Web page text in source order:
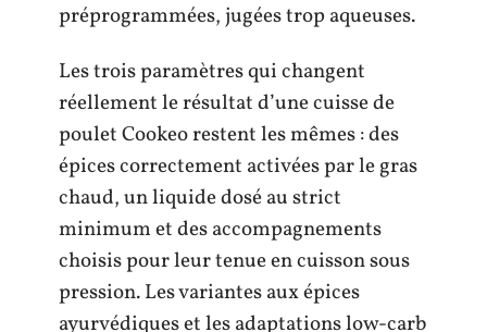
préprogrammées, jugées trop aqueuses.
Les trois paramètres qui changent
réellement le résultat d’une cuisse de
poulet Cookeo restent les mêmes : des
épices correctement activées par le gras
chaud, un liquide dosé au strict
minimum et des accompagnements
choisis pour leur tenue en cuisson sous
pression. Les variantes aux épices
ayurvédiques et les adaptations low-carb